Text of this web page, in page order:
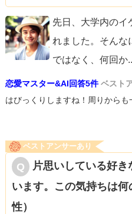
先日、大学内のイ
れました。そんな
ではなく、何回か
恋愛マスター&AI回答5件 ベスト
はびっくりしますね！周りからも
ベストアンサーあり
片思いしている好き
います。この気持ちは
性）